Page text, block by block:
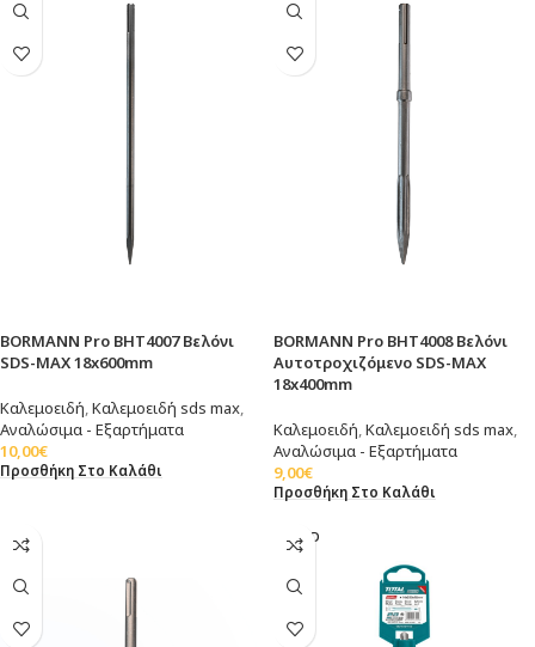
BORMANN Pro BHT4007 Βελόνι
SDS-MAX 18x600mm
Καλεμοειδή,Καλεμοειδή sds max,
Αναλώσιμα - Εξαρτήματα
10,00€
Προσθήκη Στο Καλάθι
BORMANN Pro BHT4008 Βελόνι
Αυτοτροχιζόμενο SDS-MAX
18x400mm
Καλεμοειδή,Καλεμοειδή sds max,
Αναλώσιμα - Εξαρτήματα
9,00€
Προσθήκη Στο Καλάθι
SOLD
OUT